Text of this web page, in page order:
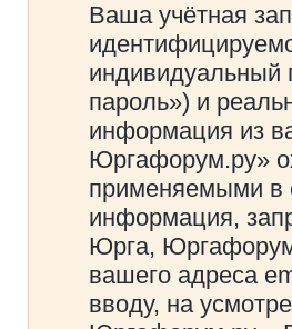
Ваша учётная
индивидуальный
пароль») и
информация из
Юргафорум.ру»
применяемыми в
информация,
Юрга,
вашего адреса
вводу, на